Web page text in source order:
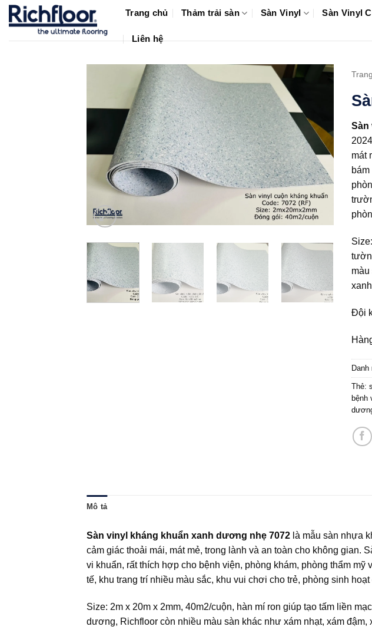
Bỏ
qua
Trang chủ Thảm trải sàn Sàn Vinyl Sàn Vinyl
Liên hệ
Sàn
mát
màu
Đội
Danh
Thẻ:
bệnh
Mô tả
Sàn vinyl kháng khuẩn xanh dương nhẹ 7072 là mẫu sàn nhựa
cảm giác thoải mái, mát mẻ, trong lành và an toàn cho không gian.
vi khuẩn, rất thích hợp cho bệnh viện, phòng khám, phòng thẩm
tế, khu trang trí nhiều màu sắc, khu vui chơi cho trẻ, phòng sinh
Size: 2m x 20m x 2mm, 40m2/cuộn, hàn mí ron giúp tạo tấm liền
dương, Richfloor còn nhiều màu sàn khác như xám nhạt, xám